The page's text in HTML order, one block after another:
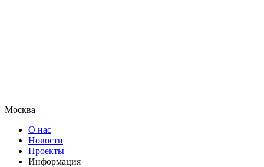
Москва
О нас
Новости
Проекты
Информация